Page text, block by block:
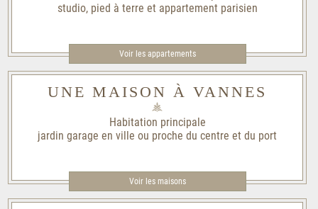
studio, pied à terre et appartement parisien
Voir les appartements
UNE MAISON À VANNES
Habitation principale
jardin garage en ville ou proche du centre et du port
Voir les maisons